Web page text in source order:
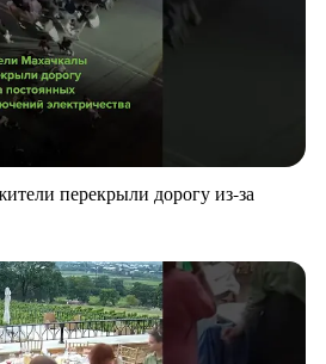
перекрыли дорогу из-за